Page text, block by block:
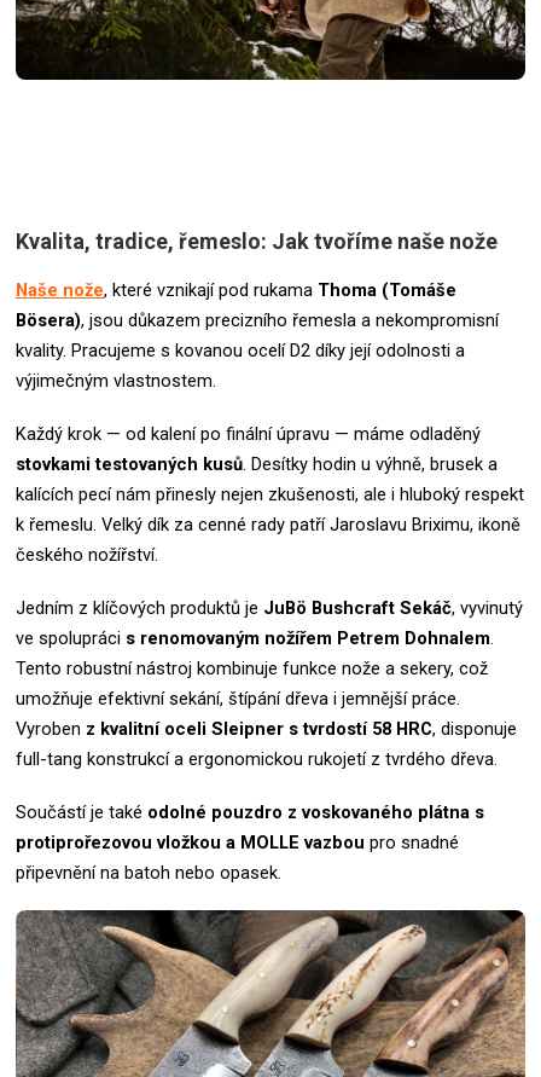
Kvalita, tradice, řemeslo: Jak tvoříme naše nože
Naše nože, které vznikají pod rukama Thoma (Tomáše
Bösera), jsou důkazem precizního řemesla a nekompromisní
kvality. Pracujeme s kovanou ocelí D2 díky její odolnosti a
výjimečným vlastnostem.
Každý krok — od kalení po finální úpravu — máme odladěný
stovkami testovaných kusů. Desítky hodin u výhně, brusek a
kalících pecí nám přinesly nejen zkušenosti, ale i hluboký respekt
k řemeslu. Velký dík za cenné rady patří Jaroslavu Briximu, ikoně
českého nožířství.
Jedním z klíčových produktů je JuBö Bushcraft Sekáč, vyvinutý
ve spolupráci s renomovaným nožířem Petrem Dohnalem.
Tento robustní nástroj kombinuje funkce nože a sekery, což
umožňuje efektivní sekání, štípání dřeva i jemnější práce.
Vyroben z kvalitní oceli Sleipner s tvrdostí 58 HRC, disponuje
full-tang konstrukcí a ergonomickou rukojetí z tvrdého dřeva.
Součástí je také odolné pouzdro z voskovaného plátna s
protiprořezovou vložkou a MOLLE vazbou pro snadné
připevnění na batoh nebo opasek.